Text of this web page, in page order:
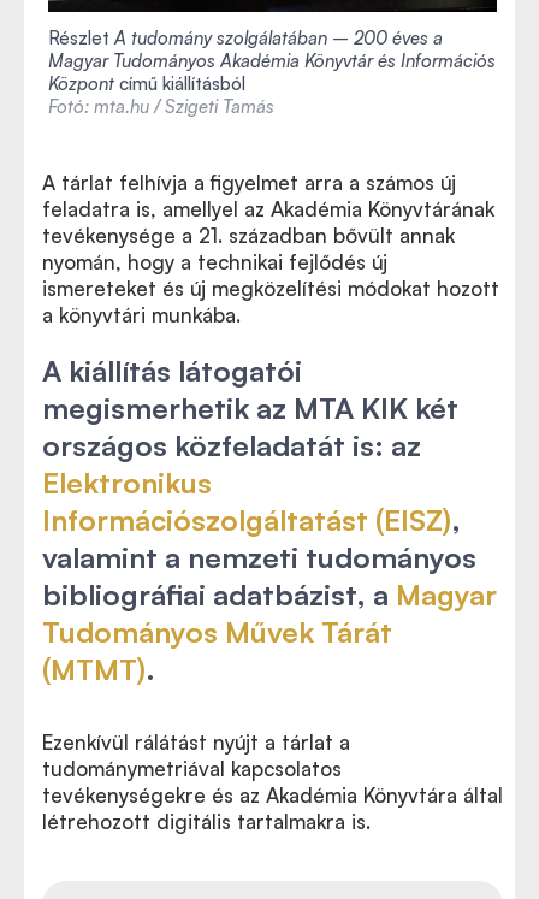
RészletA tudomány szolgálatában – 200 éves a
Magyar Tudományos Akadémia Könyvtár és Információs
Központ című kiállításból
Fotó: mta.hu / Szigeti Tamás
A tárlat felhívja a figyelmet arra a számos új
feladatra is, amellyel az Akadémia Könyvtárának
tevékenysége a 21. században bővült annak
nyomán, hogy a technikai fejlődés új
ismereteket és új megközelítési módokat hozott
a könyvtári munkába.
A kiállítás látogatói
megismerhetik az MTA KIK két
országos közfeladatát is: az
Elektronikus
Információszolgáltatást (EISZ),
valamint a nemzeti tudományos
bibliográfiai adatbázist, a Magyar
Tudományos Művek Tárát
(MTMT).
Ezenkívül rálátást nyújt a tárlat a
tudománymetriával kapcsolatos
tevékenységekre és az Akadémia Könyvtára által
létrehozott digitális tartalmakra is.